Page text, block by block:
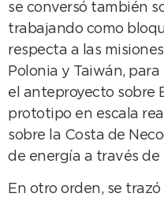
se conversó también
trabajando como
respecta a las
Polonia y Taiwán,
el anteproyecto sobre
prototipo en escala
sobre la Costa de
de energía a través de
En otro orden, se